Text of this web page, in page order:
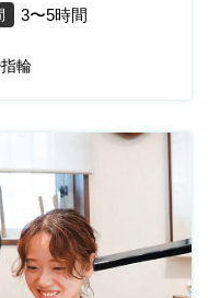
3〜5時間
輪